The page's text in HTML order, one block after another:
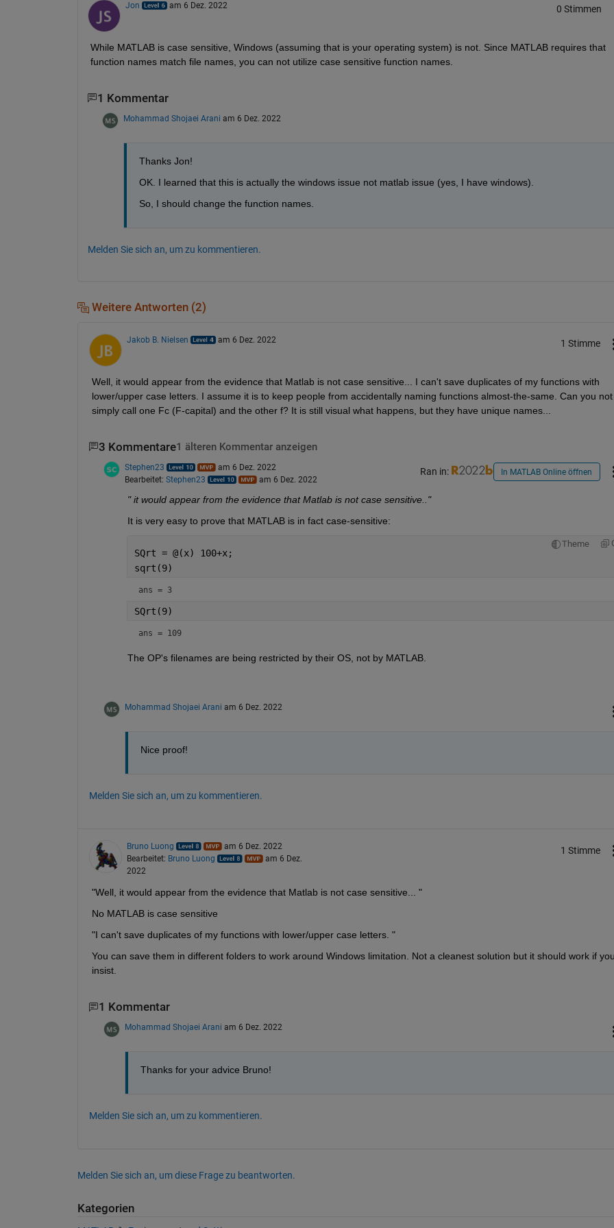
Jon am 6 Dez. 2022 0 Stimmen
While MATLAB is case sensitive, Windows (assuming that is your operating system) is not. Since MATLAB requires that
function names match file names, you can not utilize case sensitive function names.
1 Kommentar
Mohammad Shojaei Arani am 6 Dez. 2022
Thanks Jon!
OK. I learned that this is actually the windows issue not matlab issue (yes, I have windows).
So, I should change the function names.
Melden Sie sich an, um zu kommentieren.
Weitere Antworten (2)
Jakob B. Nielsen am 6 Dez. 2022 1 Stimme
Well, it would appear from the evidence that Matlab is not case sensitive... I can't save duplicates of my functions with
lower/upper case letters. I assume it is to keep people from accidentally naming functions almost-the-same. Can you not
simply call one Fc (F-capital) and the other f? It is still visual what happens, but they have unique names...
3 Kommentare1 älteren Kommentar anzeigen
Stephen23
am 6 Dez. 2022
Bearbeitet: Stephen23 am 6 Dez. 2022
Ran in: In MATLAB Online öffnen
" it would appear from the evidence that Matlab is not case sensitive.."
It is very easy to prove that MATLAB is in fact case-sensitive:
Theme
SQrt = @(x) 100+x;
sqrt(9)
ans = 3
SQrt(9)
ans = 109
The OP's filenames are being restricted by their OS, not by MATLAB.
Mohammad Shojaei Arani am 6 Dez. 2022
Nice proof!
Melden Sie sich an, um zu kommentieren.
Bruno Luong
am 6 Dez. 2022
Bearbeitet: Bruno Luong
am 6 Dez.
2022
1 Stimme
"Well, it would appear from the evidence that Matlab is not case sensitive... "
No MATLAB is case sensitive
"I can't save duplicates of my functions with lower/upper case letters. "
You can save them in different folders to work around Windows limitation. Not a cleanest solution but it should work if
insist.
1 Kommentar
Mohammad Shojaei Arani am 6 Dez. 2022
Thanks for your advice Bruno!
Melden Sie sich an, um zu kommentieren.
Melden Sie sich an, um diese Frage zu beantworten.
Kategorien